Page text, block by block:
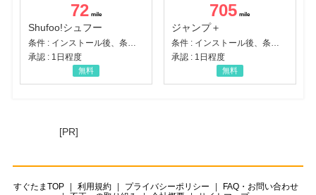
72
Shufoo!シュフー
承認 : 1日程度
無料
705
ジャンプ＋
承認 : 1日程度
無料
[PR]
すぐたまTOP 利用規約 プライバシーポリシー
FAQ・お問い合わせ